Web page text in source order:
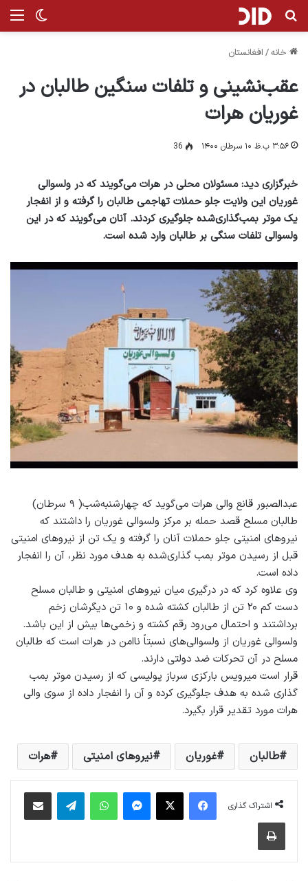
تغییر جستجو برای
خانه/ افغانستان
عقب‌نشینی و تلفات سنگین طالبان در
غوریان هرات
۳:۵۶ ب.ظ ۱۰ سرطان ۱۴۰۰ 36
خبرگزاری دید: مسئولان محلی در هرات می‌گویند که در ولسوالی
غوریان این ولایت جلو حملات تهاجمی طالبان را گرفته و از انفجار
یک موتر بمب‌گذاری‌شده جلوگیری کردند. آنان می‌گویند که در این
ولسوالی تلفات سنگی بر طالبان وارد شده است.
عبدالصبور قانع والی هرات می‌گوید که چهارشنبه‌شب( ۹ سرطان)
طالبان مسلح قصد حمله بر مرکز ولسوالی غوریان را داشتند که
نیروهای امنیتی جلو حملات آنان را گرفته و یک تن از نیروهای امنیتی
قبل از رسیدن موتر بمب گذاری‌شده به هدف مورد نظر، آن را انفجار
داده است.
وی علاوه کرد که در درگیری میان نیروهای امنیتی و طالبان مسلح
دست کم ۲۰ تن از طالبان کشته شده و ۱۰ تن دیگر‌شان زخم
برداشتند و احتمال می‌رود رقم کشته و زخمی‌ها بیش از این باشد.
ولسوالی غوریان از ولسوالی‌های نسبتاً ناامن در هرات است که طالبان
مسلح در آن تحرکات ضد دولتی دارند.
قرار است میرویس بارکزی سرباز پولیسی که از رسیدن موتر بمب
گذاری شده به هدف جلوگیری کرده و آن را انفجار داده از سوی والی
هرات مورد تقدیر قرار بگیرد.
طالبان غوریان نیروهای امنیتی هرات
اشتراک گذاری
فیس بوک X پیام رسان واتس آپ تلگرام اشتراک گذاری از طریق ایمیل
چاپ